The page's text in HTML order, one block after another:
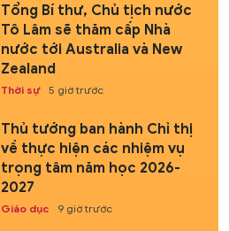
Tổng Bí thư, Chủ tịch nước
Tô Lâm sẽ thăm cấp Nhà
nước tới Australia và New
Zealand
Thời sự 5 giờ trước
Thủ tướng ban hành Chỉ thị
về thực hiện các nhiệm vụ
trọng tâm năm học 2026-
2027
Giáo dục 9 giờ trước